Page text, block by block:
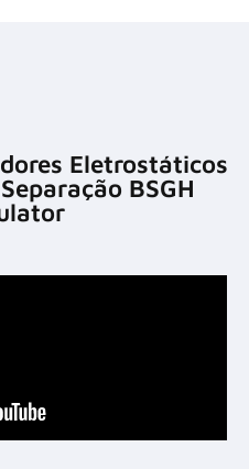
Eletrostáticos
BSGH